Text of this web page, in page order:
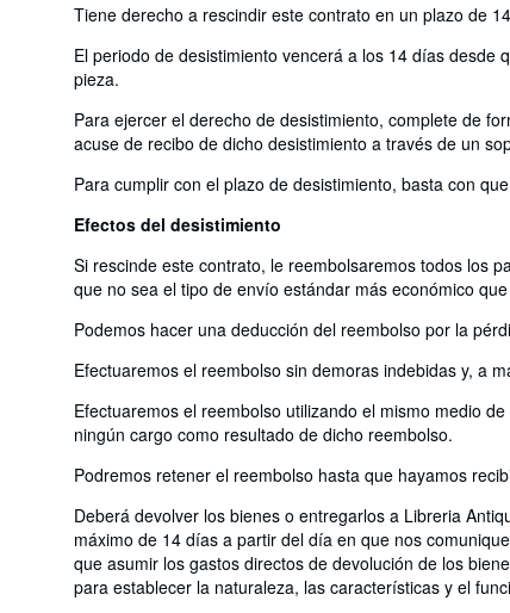
Tiene derecho a rescindir este contrato en un plazo de
El periodo de desistimiento vencerá a los 14 días
pieza.
Para ejercer el derecho de desistimiento, complete de
acuse de recibo de dicho desistimiento a través de un
Para cumplir con el plazo de desistimiento, basta con
Efectos del desistimiento
Si rescinde este contrato, le reembolsaremos todos los
que no sea el tipo de envío estándar más económico
Podemos hacer una deducción del reembolso por la
Efectuaremos el reembolso sin demoras indebidas y, a
Efectuaremos el reembolso utilizando el mismo medio
ningún cargo como resultado de dicho reembolso.
Podremos retener el reembolso hasta que hayamos
Deberá devolver los bienes o entregarlos a Libreria
máximo de 14 días a partir del día en que nos
que asumir los gastos directos de devolución de los
para establecer la naturaleza, las características y el